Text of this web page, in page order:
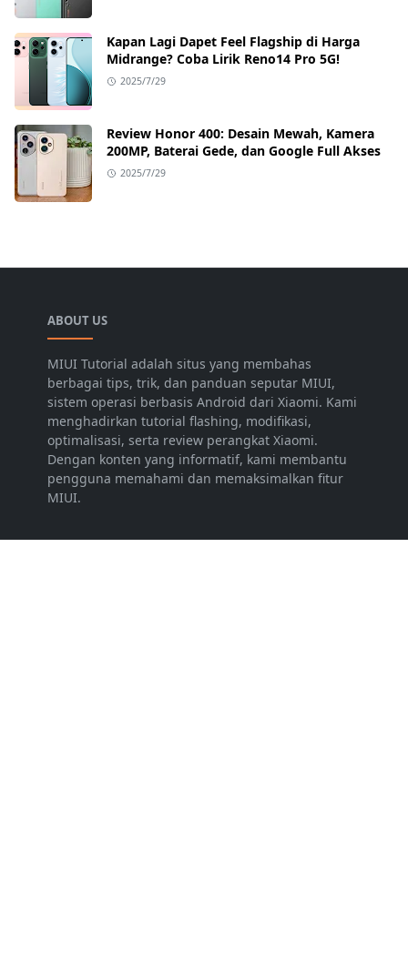
Kapan Lagi Dapet Feel Flagship di Harga
Midrange? Coba Lirik Reno14 Pro 5G!
2025/7/29
Review Honor 400: Desain Mewah, Kamera
200MP, Baterai Gede, dan Google Full Akses
2025/7/29
ABOUT US
MIUI Tutorial adalah situs yang membahas
berbagai tips, trik, dan panduan seputar MIUI,
sistem operasi berbasis Android dari Xiaomi. Kami
menghadirkan tutorial flashing, modifikasi,
optimalisasi, serta review perangkat Xiaomi.
Dengan konten yang informatif, kami membantu
pengguna memahami dan memaksimalkan fitur
MIUI.